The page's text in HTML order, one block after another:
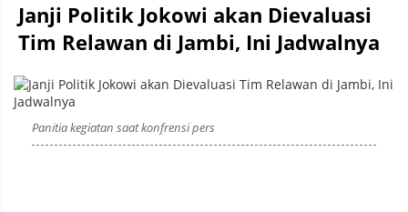
Janji Politik Jokowi akan Dievaluasi
Tim Relawan di Jambi, Ini Jadwalnya
Panitia kegiatan saat konfrensi pers